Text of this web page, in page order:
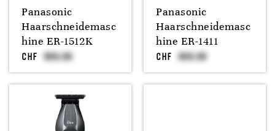
Panasonic
Haarschneidemasc
hine ER-1512K
CHF
Panasonic
Haarschneidemasc
hine ER-1411
CHF